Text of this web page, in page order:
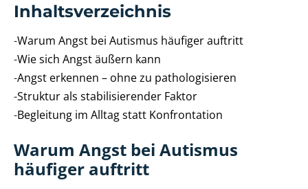
Inhaltsverzeichnis
-Warum Angst bei Autismus häufiger auftritt
-Wie sich Angst äußern kann
-Angst erkennen – ohne zu pathologisieren
-Struktur als stabilisierender Faktor
-Begleitung im Alltag statt Konfrontation
Warum Angst bei Autismus
häufiger auftritt